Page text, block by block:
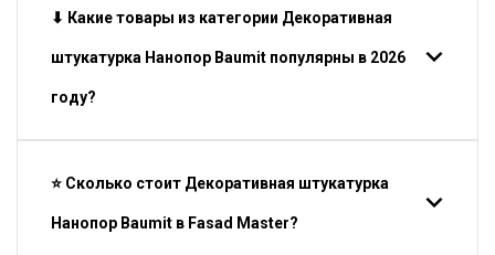
⬇ Какие товары из категории Декоративная
штукатурка Нанопор Baumit популярны в 2026
году?
⭐ Сколько стоит Декоративная штукатурка
Нанопор Baumit в Fasad Master?